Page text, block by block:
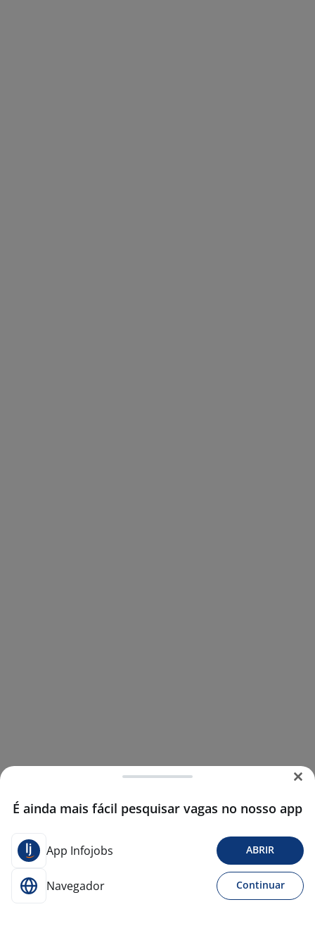
É ainda mais fácil pesquisar vagas no nosso app
App Infojobs ABRIR
Navegador Continuar